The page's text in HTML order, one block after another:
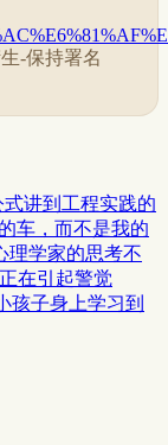
-保持署名
式讲到工程实践的
车，而不是我的
理学家的思考不
在引起警觉
孩子身上学习到